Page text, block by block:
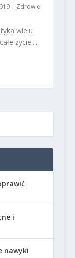
| Zdrowie
wielu
życie....
i
nawyki